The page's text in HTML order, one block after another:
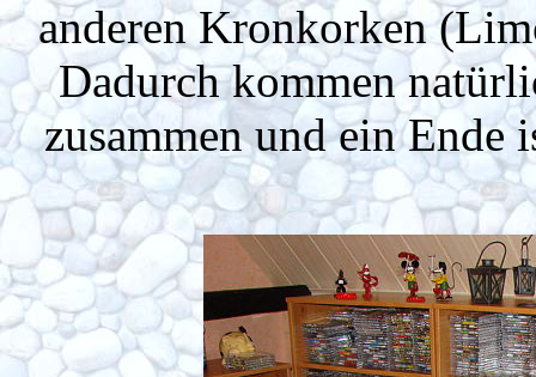
anderen Kronkorken
Dadurch kommen
zusammen und ein Ende